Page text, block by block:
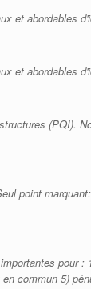
et abordables
et abordables
(PQI).
point
pour :
commun 5)